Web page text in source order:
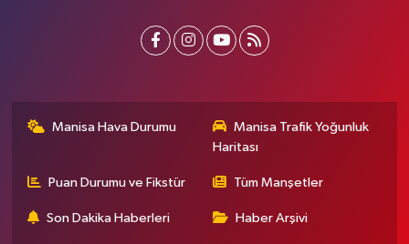
Manisa Hava Durumu
Manisa Trafik Yoğunluk
Haritası
Puan Durumu ve Fikstür Tüm Manşetler
Son Dakika Haberleri Haber Arşivi